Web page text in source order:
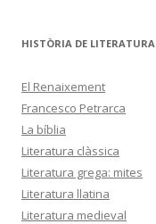
HISTÒRIA DE LITERATURA
El Renaixement
Francesco Petrarca
La bíblia
Literatura clàssica
Literatura grega: mites
Literatura llatina
Literatura medieval